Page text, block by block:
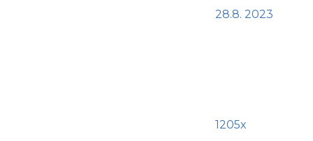
28.8. 2023
1205x